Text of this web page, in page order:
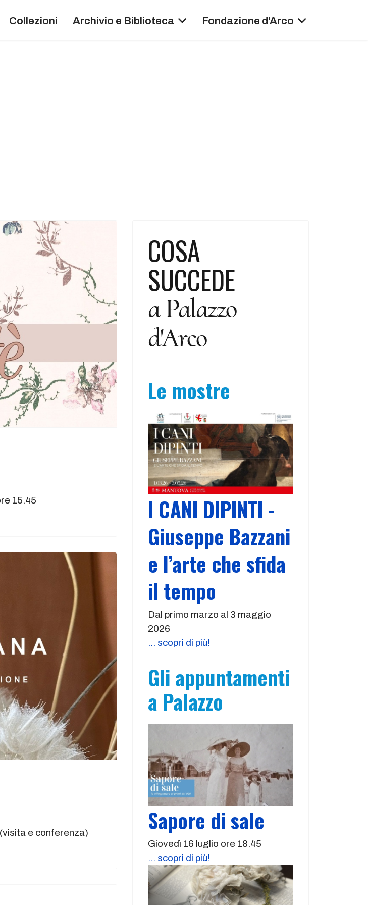
Collezioni Archivio e Biblioteca Fondazione d'Arco
15.45
e conferenza)
COSA
SUCCEDE
a Palazzo
d'Arco
Le mostre
I CANI DIPINTI -
Giuseppe Bazzani
e l’arte che sfida
il tempo
Dal primo marzo al 3 maggio
2026
... scopri di più!
Gli appuntamenti
a Palazzo
Sapore di sale
Giovedì 16 luglio ore 18.45
... scopri di più!